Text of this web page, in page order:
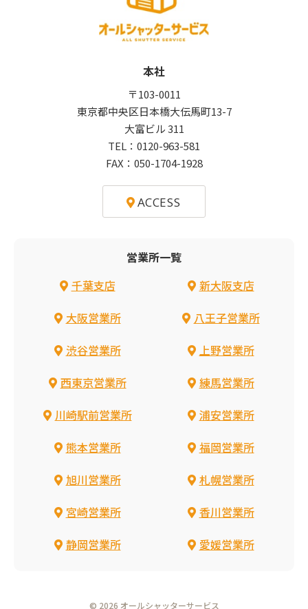
本社
〒103-0011
東京都中央区日本橋大伝馬町13-7
大富ビル 311
TEL： 0120-963-581
FAX：050-1704-1928
ACCESS
営業所一覧
千葉支店
新大阪支店
大阪営業所
八王子営業所
渋谷営業所
上野営業所
西東京営業所
練馬営業所
川崎駅前営業所
浦安営業所
熊本営業所
福岡営業所
旭川営業所
札幌営業所
宮崎営業所
香川営業所
静岡営業所
愛媛営業所
© 2026 オールシャッターサービス